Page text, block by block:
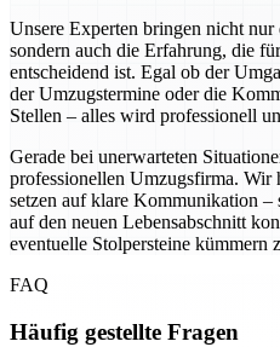
Unsere Experten bringen nicht
sondern auch die Erfahrung, die
entscheidend ist. Egal ob der
der Umzugstermine oder die
Stellen – alles wird professionell
Gerade bei unerwarteten
professionellen Umzugsfirma. Wir
setzen auf klare Kommunikation
auf den neuen Lebensabschnitt
eventuelle Stolpersteine kümmern
FAQ
Häufig gestellte Fragen